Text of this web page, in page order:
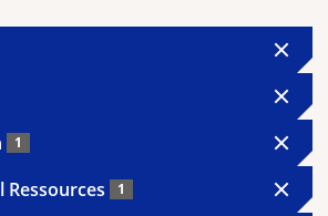
1
Ressources 1